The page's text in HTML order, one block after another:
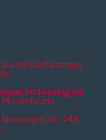
Vorlauffahrzeug
im Leasing als
brutto
Neuwagen für 149